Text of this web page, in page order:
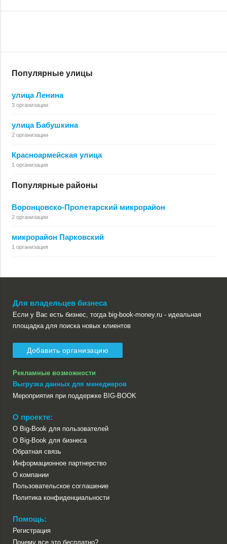
Популярные улицы
улица Ленина
3 организации
улица Бабушкина
2 организации
Красноармейская улица
1 организация
Популярные районы
Воронцовско-Пролетарский микрорайон
2 организации
микрорайон Парковский
1 организация
Для владельцев бизнеса
Если у Вас есть бизнес, тогда big-book-money.ru - идеальная
площадка для поиска новых клиентов
Добавить организацию
Рекламные возможности
Выгрузка данных для менеджеров
Мероприятия при поддержке BIG-BOOK
О проекте:
О Big-Book для пользователей
О Big-Book для бизнеса
Обратная связь
Информационное партнерство
О компании
Пользовательское соглашение
Политика конфиденциальности
Помощь:
Регистрация
Почему все это бесплатно?